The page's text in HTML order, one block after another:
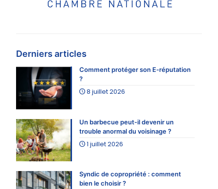
Derniers articles
Comment protéger son E-réputation
?
8 juillet 2026
Un barbecue peut-il devenir un
trouble anormal du voisinage ?
1 juillet 2026
Syndic de copropriété : comment
bien le choisir ?